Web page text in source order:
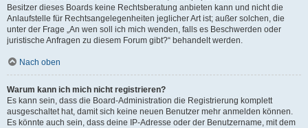
Besitzer dieses Boards keine Rechtsberatung anbieten kann und nicht die
Anlaufstelle für Rechtsangelegenheiten jeglicher Art ist; außer solchen, die
unter der Frage „An wen soll ich mich wenden, falls es Beschwerden oder
juristische Anfragen zu diesem Forum gibt?“ behandelt werden.
Nach oben
Warum kann ich mich nicht registrieren?
Es kann sein, dass die Board-Administration die Registrierung komplett
ausgeschaltet hat, damit sich keine neuen Benutzer mehr anmelden können.
Es könnte auch sein, dass deine IP-Adresse oder der Benutzername, mit dem